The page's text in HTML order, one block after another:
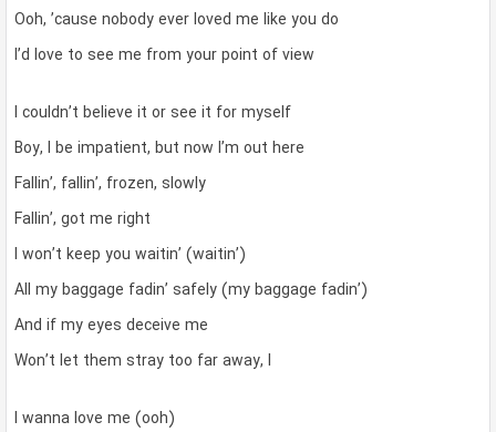
Ooh, ’cause nobody ever loved me like you do
I’d love to see me from your point of view
I couldn’t believe it or see it for myself
Boy, I be impatient, but now I’m out here
Fallin’, fallin’, frozen, slowly
Fallin’, got me right
I won’t keep you waitin’ (waitin’)
All my baggage fadin’ safely (my baggage fadin’)
And if my eyes deceive me
Won’t let them stray too far away, I
I wanna love me (ooh)